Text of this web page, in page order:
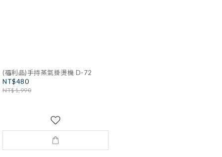
(福利品)手持蒸氣掛燙機 D-72
NT$480
NT$1,990